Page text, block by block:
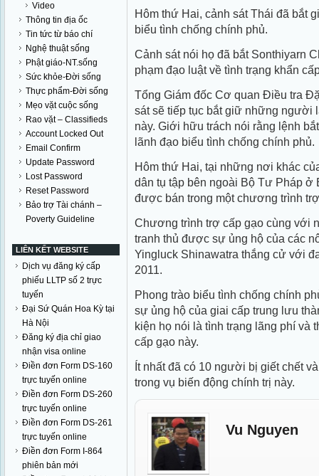
Video
Thông tin địa ốc
Tin tức từ báo chí
Nghệ thuật sống
Phật giáo-NT.sống
Sức khỏe-Đời sống
Thực phẩm-Đời sống
Mẹo vặt cuộc sống
Rao vặt – Classifieds
Account Locked Out
Email Confirm
Update Password
Lost Password
Reset Password
Bảo trợ Tài chánh –
Poverty Guideline
LIÊN KẾT WEBSITE
Dịch vụ đăng ký cấp
phiếu LLTP số 2 trực
tuyến
Đại Sứ Quán Hoa Kỳ tại
Hà Nội
Đăng ký địa chỉ giao
nhận visa online
Điền đơn Form DS-160
trực tuyến online
Điền đơn Form DS-260
trực tuyến online
Điền đơn Form DS-261
trực tuyến online
Điền đơn Form I-864
phiên bản mới
Hôm thứ Hai, cảnh sát Thái đã bắt
biểu tình chống chính phủ.
Cảnh sát nói họ đã bắt Sonthiyarn
phạm đạo luật về tình trạng khẩn
Tổng Giám đốc Cơ quan Điều tra
sát sẽ tiếp tục bắt giữ những người
này. Giới hữu trách nói rằng lệnh
lãnh đạo biểu tình chống chính phủ.
Hôm thứ Hai, tại những nơi khác
dân tụ tập bên ngoài Bộ Tư Pháp ở
được bán trong một chương trình
Chương trình trợ cấp gạo cùng với
tranh thủ được sự ủng hộ của các
Yingluck Shinawatra thắng cử với
2011.
Phong trào biểu tình chống chính
sự ủng hộ của giai cấp trung lưu
kiện họ nói là tình trạng lãng phí và
cấp gạo này.
Ít nhất đã có 10 người bị giết chết
trong vụ biến động chính trị này.
Vu Nguyen